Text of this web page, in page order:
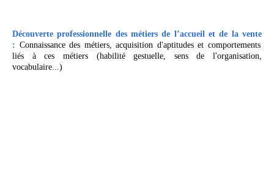
Découverte professionnelle des métiers de l’accueil et de la vente
: Connaissance des métiers, acquisition d'aptitudes et comportements
liés à ces métiers (habilité gestuelle, sens de l'organisation,
vocabulaire...)